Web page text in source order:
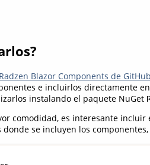
Blazor Components de GitHub
e incluirlos directamente
instalando el paquete NuGet
comodidad, es interesante incluir
se incluyen los